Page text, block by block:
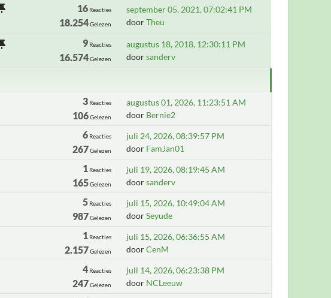
16Reacties
18.254Gelezen
september 05, 2021, 07:02:41 PM
doorTheu
9Reacties
16.574Gelezen
augustus 18, 2018, 12:30:11 PM
doorsanderv
3 Reacties
106Gelezen
augustus 01, 2026, 11:23:51 AM
door Bernie2
6 Reacties
267Gelezen
juli 24, 2026, 08:39:57 PM
door FamJan01
1 Reacties
165Gelezen
juli 19, 2026, 08:19:45 AM
doorsanderv
5 Reacties
987Gelezen
juli 15, 2026, 10:49:04 AM
doorSeyude
1 Reacties
2.157Gelezen
juli 15, 2026, 06:36:55 AM
doorCenM
4 Reacties
247Gelezen
juli 14, 2026, 06:23:38 PM
door NCLeeuw